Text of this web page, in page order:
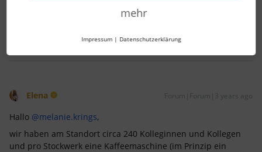
Elena Forum|Forum|3 years ago
Hallo @melanie.krings,
wir haben am Standort circa 240 Kolleginnen und Kollegen
und pro Stockwerk eine Kaffeemaschine (im Prinzip ein
mehr
Impressum | Datenschutzerklärung